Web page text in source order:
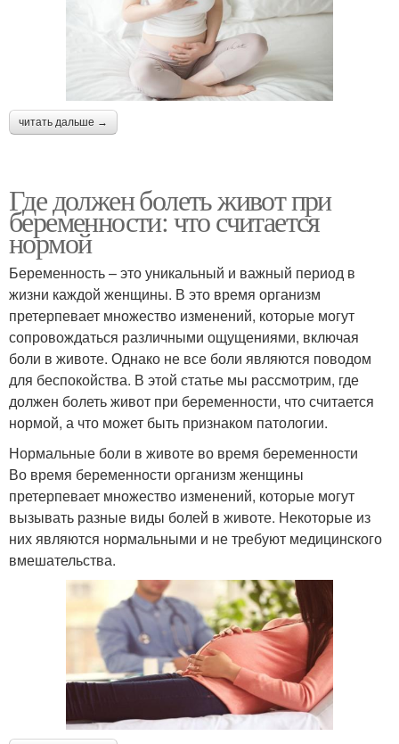
читать дальше →
Где должен болеть живот при
беременности: что считается
нормой
Беременность – это уникальный и важный период в
жизни каждой женщины. В это время организм
претерпевает множество изменений, которые могут
сопровождаться различными ощущениями, включая
боли в животе. Однако не все боли являются поводом
для беспокойства. В этой статье мы рассмотрим, где
должен болеть живот при беременности, что считается
нормой, а что может быть признаком патологии.
Нормальные боли в животе во время беременности
Во время беременности организм женщины
претерпевает множество изменений, которые могут
вызывать разные виды болей в животе. Некоторые из
них являются нормальными и не требуют медицинского
вмешательства.